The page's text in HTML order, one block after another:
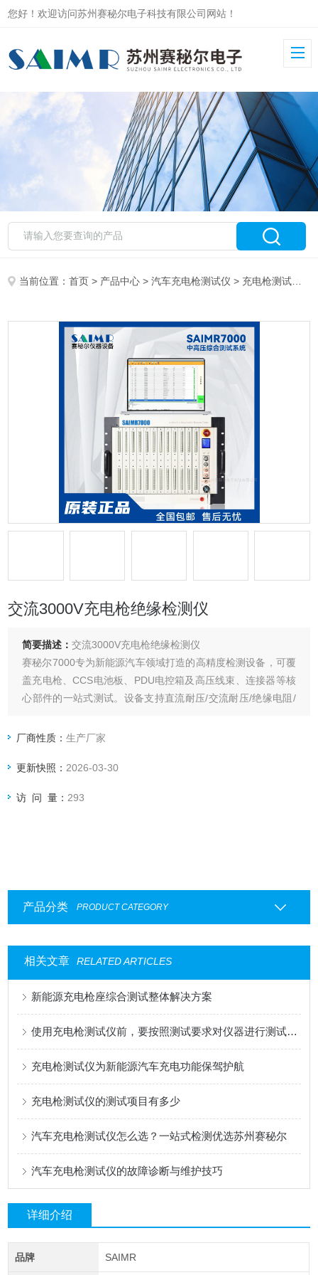
您好！欢迎访问苏州赛秘尔电子科技有限公司网站！
当前位置：首页 > 产品中心 >汽车充电枪测试仪 > 充电枪测试仪
交流3000V充电枪绝缘检测仪
简要描述：交流3000V充电枪绝缘检测仪
赛秘尔7000专为新能源汽车领域打造的高精度检测设备，可覆
盖充电枪、CCS电池板、PDU电控箱及高压线束、连接器等核
心部件的一站式测试。设备支持直流耐压/交流耐压/绝缘电阻/
上，具备自学习回路快速生成测试组、MES系统对接、三级权
工、船舶等领域
厂商性质：生产厂家
更新快照： 2026-03-30
访 问 量： 293
产品分类 PRODUCT CATEGORY
相关文章 RELATED ARTICLES
新能源充电枪座综合测试整体解决方案
使用充电枪测试仪前，要按照测试要求对仪器进行测试再执行操作步骤
充电枪测试仪为新能源汽车充电功能保驾护航
充电枪测试仪的测试项目有多少
汽车充电枪测试仪怎么选？一站式检测优选苏州赛秘尔
汽车充电枪测试仪的故障诊断与维护技巧
详细介绍
品牌 SAIMR